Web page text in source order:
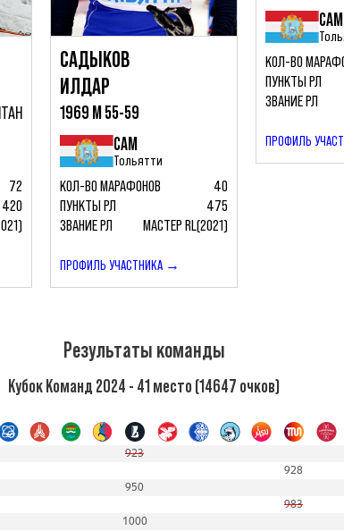
72
420
САДЫКОВ
ИЛДАР
1969 М 55-59
САМ
Тольятти
КОЛ-ВО МАРАФОНОВ
40
ПУНКТЫ РЛ
475
ЗВАНИЕ РЛ
МАСТЕР RL(2021)
ПРОФИЛЬ УЧАСТНИКА →
САМ
КОЛ-ВО
ПУНКТЫ РЛ
ЗВАНИЕ РЛ
ПРОФИЛЬ
Результаты команды
Кубок Команд 2024 - 41 место (14647 очков)
923
928
950
983
1000